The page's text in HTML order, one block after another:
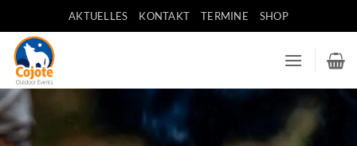
Inhalt
springen
AKTUELLES KONTAKT TERMINE SHOP